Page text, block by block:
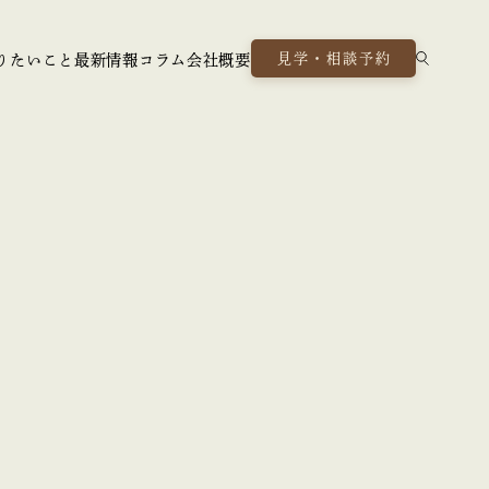
たいこと最新情報 コラム 会社概要 見学・相談予約